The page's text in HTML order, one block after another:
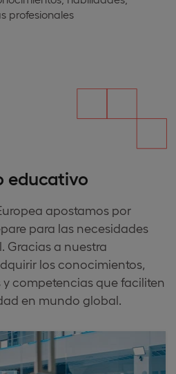
profesionales
educativo
apostamos por
para las necesidades
Gracias a nuestra
los conocimientos,
competencias que faciliten
en mundo global.